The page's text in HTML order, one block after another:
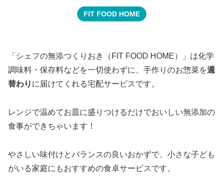
FIT FOOD HOME
「シェフの無添つくりおき（FIT FOOD HOME）」は化学
調味料・保存料などを一切使わずに、手作りのお惣菜を週
替わり に届けてくれる宅配サービスです。
レンジで温めてお皿に盛りつけるだけでおいしい無添加の
食事ができちゃいます！
やさしい味付けとバランスの良いおかずで、小さな子ども
がいる家庭にもおすすめの食卓サービスです。